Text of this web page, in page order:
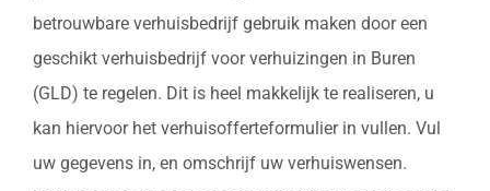
betrouwbare verhuisbedrijf gebruik maken door een
geschikt verhuisbedrijf voor verhuizingen in Buren
(GLD) te regelen. Dit is heel makkelijk te realiseren, u
kan hiervoor het verhuisofferteformulier in vullen. Vul
uw gegevens in, en omschrijf uw verhuiswensen.